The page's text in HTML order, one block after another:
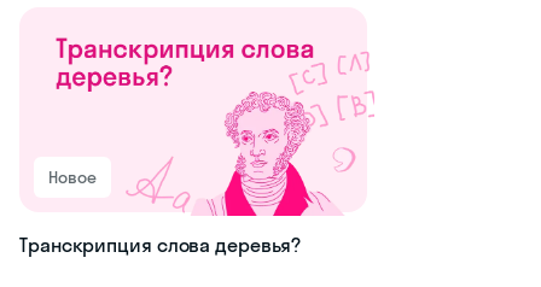
Новое
Транскрипция слова деревья?